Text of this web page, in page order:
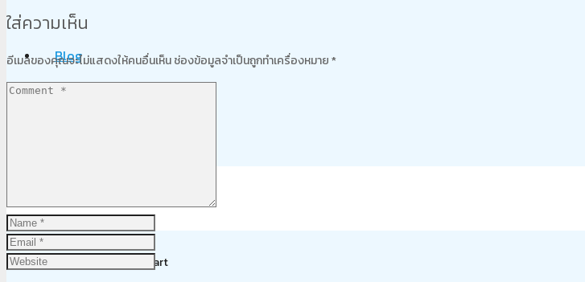
Blog
Product was added to your cart
ใส่ความเห็น
อีเมลของคุณจะไม่แสดงให้คนอื่นเห็นช่องข้อมูลจำเป็นถูกทำเครื่องหมาย*